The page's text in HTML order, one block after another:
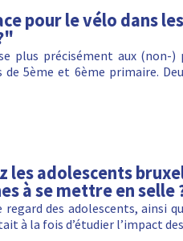
pour le vélo dans
plus précisément aux (non-
de 5ème et 6ème primaire.
les adolescents
à se mettre en selle
des adolescents, ainsi
à la fois d’étudier l’impact